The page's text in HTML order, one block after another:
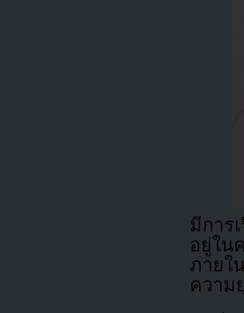
มีการ
อยู่ใน
ภายใ
ความ